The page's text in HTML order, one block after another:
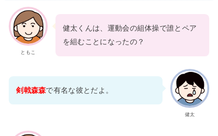
ともこ
健太くんは、運動会の組体操で誰とペア
を組むことになったの？
健太
剣戟森森で有名な彼とだよ。